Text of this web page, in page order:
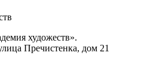
художеств».
Пречистенка, дом 21